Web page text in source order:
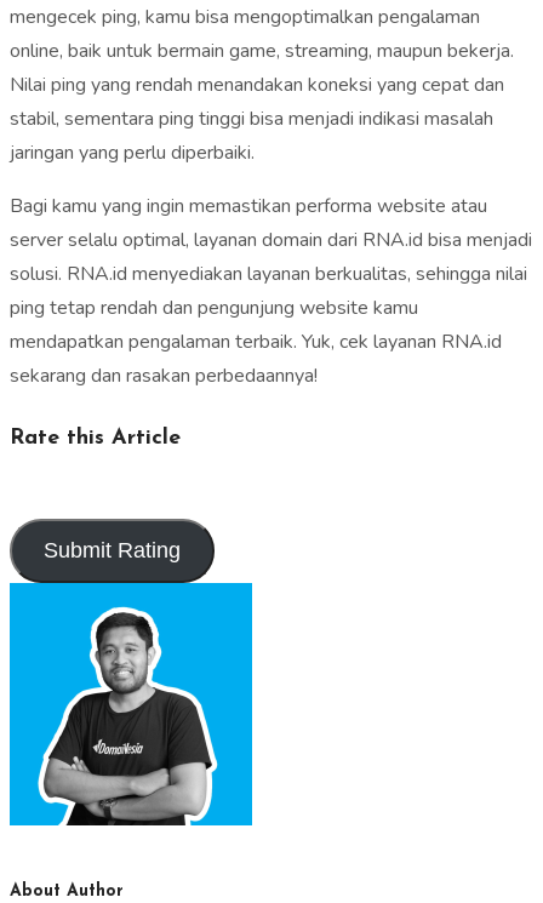
mengecek ping, kamu bisa mengoptimalkan pengalaman
online, baik untuk bermain game, streaming, maupun bekerja.
Nilai ping yang rendah menandakan koneksi yang cepat dan
stabil, sementara ping tinggi bisa menjadi indikasi masalah
jaringan yang perlu diperbaiki.
Bagi kamu yang ingin memastikan performa website atau
server selalu optimal, layanan domain dari RNA.id bisa menjadi
solusi. RNA.id menyediakan layanan berkualitas, sehingga nilai
ping tetap rendah dan pengunjung website kamu
mendapatkan pengalaman terbaik. Yuk, cek layanan RNA.id
sekarang dan rasakan perbedaannya!
Rate this Article
About Author